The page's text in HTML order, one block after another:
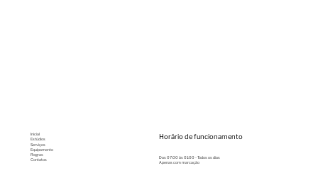
Horário de funcionamento
Das 07:00 às 01:00 - Todos os dias
Apenas com marcação
Inicial
Estúdios
Serviços
Equipamento
Regras
Contatos